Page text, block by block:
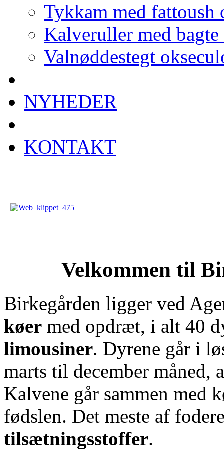
Tykkam med fattoush
Kalveruller med
Valnøddestegt
NYHEDER
KONTAKT
Velkommen til
Birkegården ligger ved
køer med opdræt, i alt 40
limousiner. Dyrene går i
marts til december måned,
Kalvene går sammen med
fødslen. Det meste af
tilsætningsstoffer.